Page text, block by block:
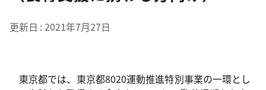
更新日 2021年7月27日
東京都では、東京都8020運動推進特別事業の一環とし